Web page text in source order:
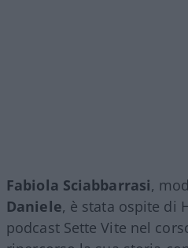
Fabiola Sciabbarrasi,
Daniele, è stata ospite di
podcast Sette Vite nel